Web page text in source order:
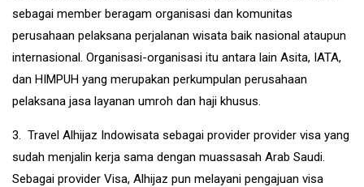
sebagai member beragam organisasi dan komunitas
perusahaan pelaksana perjalanan wisata baik nasional ataupun
internasional. Organisasi-organisasi itu antara lain Asita, IATA,
dan HIMPUH yang merupakan perkumpulan perusahaan
pelaksana jasa layanan umroh dan haji khusus.
3. Travel Alhijaz Indowisata sebagai provider provider visa yang
sudah menjalin kerja sama dengan muassasah Arab Saudi.
Sebagai provider Visa, Alhijaz pun melayani pengajuan visa